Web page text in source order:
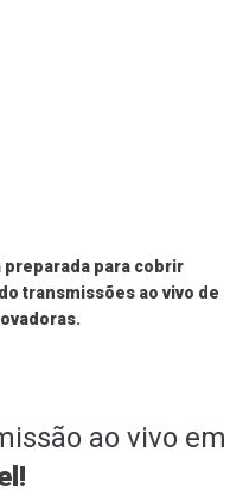
preparada para cobrir
transmissões ao vivo de
ao vivo em